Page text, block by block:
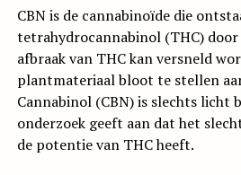
CBN is de cannabinoïde die
tetrahydrocannabinol (THC)
afbraak van THC kan versneld
plantmateriaal bloot te stellen
Cannabinol (CBN) is slechts licht
onderzoek geeft aan dat het
de potentie van THC heeft.